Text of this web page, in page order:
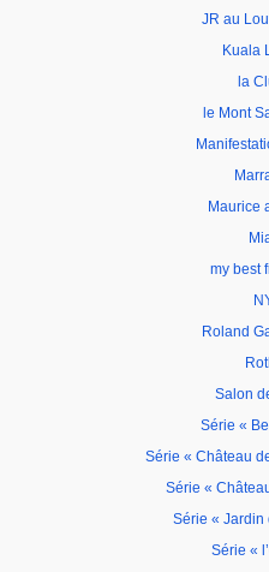
JR au
Kuala
la
le Mont
Maurice
my best
Roland
Salon
Série «
Série « Château
Série «
Série « Jardin
Série «